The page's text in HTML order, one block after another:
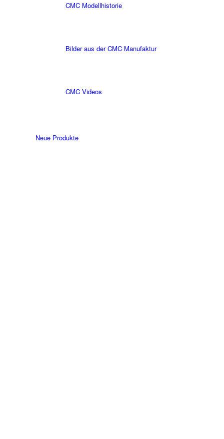
CMC Modellhistorie
Bilder aus der CMC Manufaktur
CMC Videos
Neue Produkte